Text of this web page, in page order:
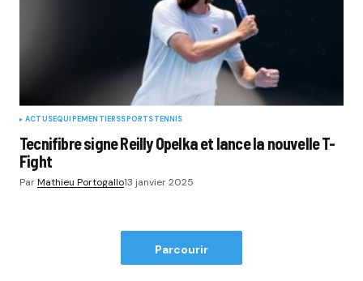
ACTUSEQUIPEMENTIERSSPORTSTENNIS
Tecnifibre signe Reilly Opelka et lance la nouvelle T-
Fight
ParMathieu Portogallo13 janvier 2025
Parcourir